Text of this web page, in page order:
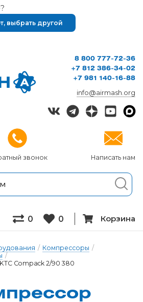
выбрать другой
звонок Написать нам
8 800 777-72-36
+7 812 386-34-02
+7 981 140-16-88
info@airmash.org
0 0 Корзина
/ Компрессоры /
/
Compack 2/90 380